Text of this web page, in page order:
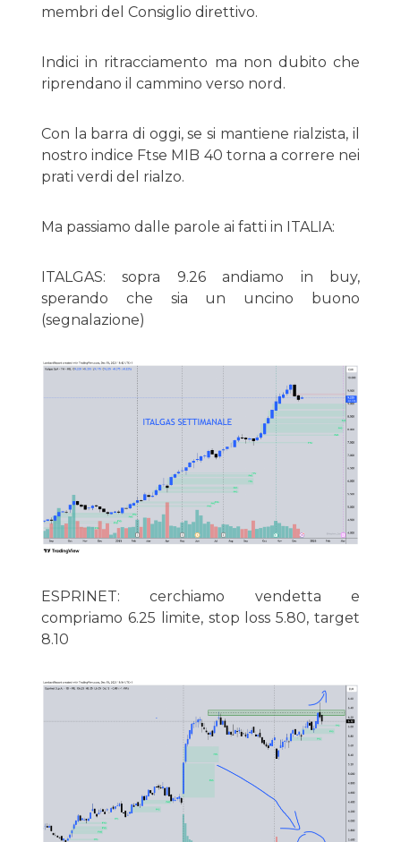
membri del Consiglio direttivo.
Indici in ritracciamento ma non dubito che
riprendano il cammino verso nord.
Con la barra di oggi, se si mantiene rialzista, il
nostro indice Ftse MIB 40 torna a correre nei
prati verdi del rialzo.
Ma passiamo dalle parole ai fatti in ITALIA:
ITALGAS: sopra 9.26 andiamo in buy,
sperando che sia un uncino buono
(segnalazione)
ESPRINET: cerchiamo vendetta e
compriamo 6.25 limite, stop loss 5.80, target
8.10